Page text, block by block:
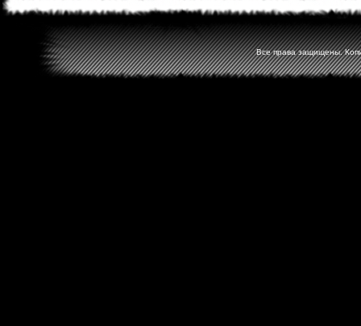
Все права защищены.